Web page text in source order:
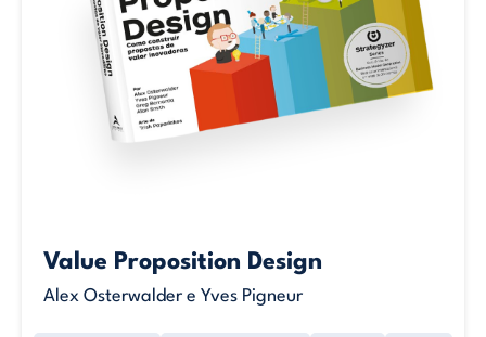
Value Proposition Design
Alex Osterwalder e Yves Pigneur